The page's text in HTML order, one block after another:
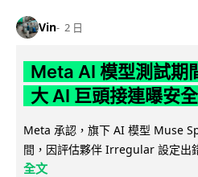
Vin 2 日
Meta AI 模型測試期
大 AI 巨頭接連曝安
Meta 承認，旗下 AI 模型 Muse
間，因評估夥伴 Irregular 設定出
全文